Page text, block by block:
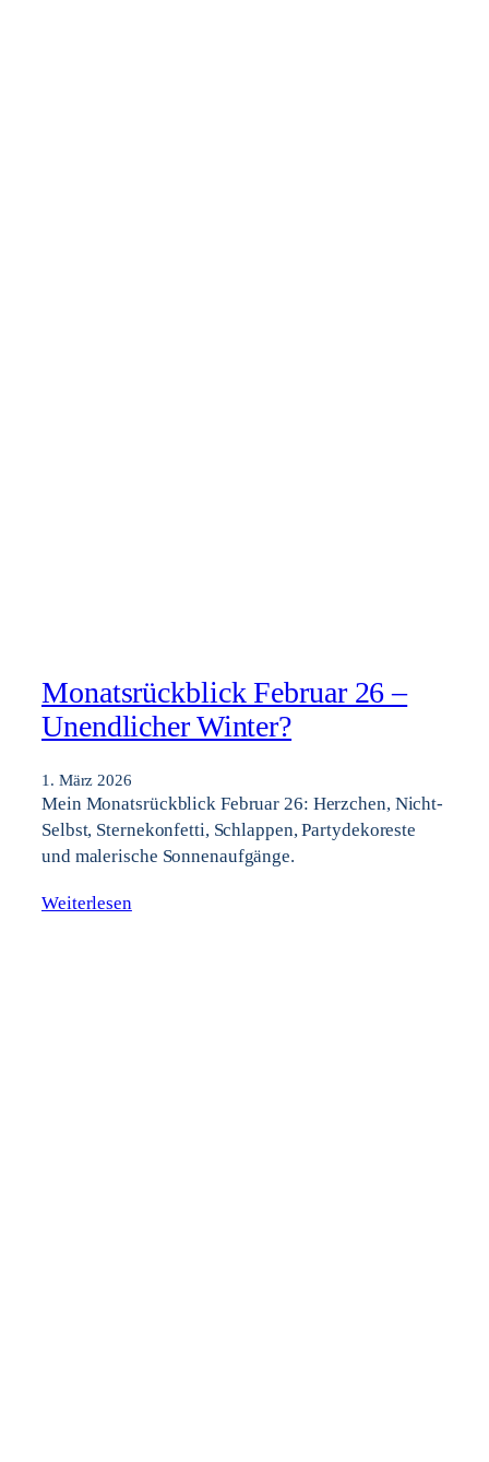
Monatsrückblick Februar 26 –
Unendlicher Winter?
1. März 2026
Mein Monatsrückblick Februar 26: Herzchen, Nicht-
Selbst, Sternekonfetti, Schlappen, Partydekoreste
und malerische Sonnenaufgänge.
Weiterlesen